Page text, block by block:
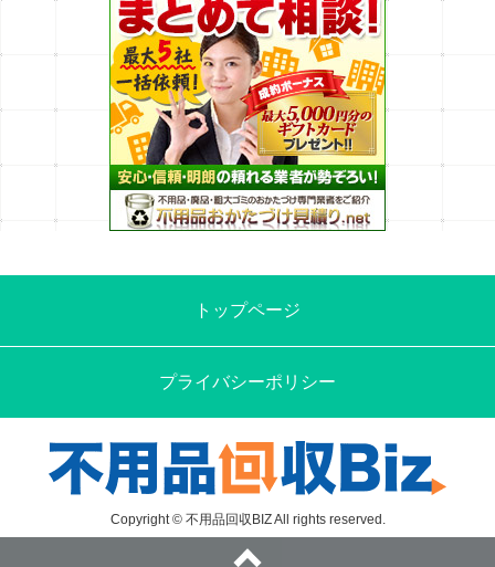
トップページ
プライバシーポリシー
Copyright © 不用品回収BIZ All rights reserved.